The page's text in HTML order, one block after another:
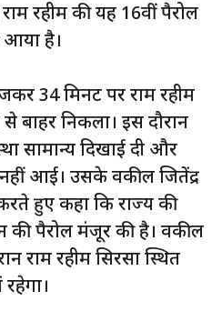
रहीम की यह 16वीं पैरोल
है।
34 मिनट पर राम रहीम
बाहर निकला। इस दौरान
सामान्य दिखाई दी और
आई। उसके वकील जितेंद्र
हुए कहा कि राज्य की
की पैरोल मंजूर की है। वकील
राम रहीम सिरसा स्थित